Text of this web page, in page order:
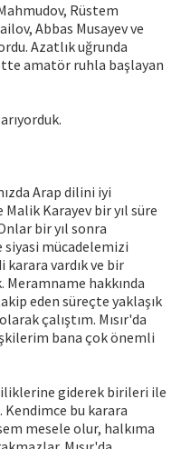
Rüstem
Abbas Musayev ve
Azatlık uğrunda
amatör ruhla başlayan
Arap dilini iyi
Karayev bir yıl süre
bir yıl sonra
mücadelemizi
vardık ve bir
hakkında
eden süreçte yaklaşık
çalıştım. Mısır'da
bana çok önemli
giderek birileri ile
bu karara
mesele olur, halkıma